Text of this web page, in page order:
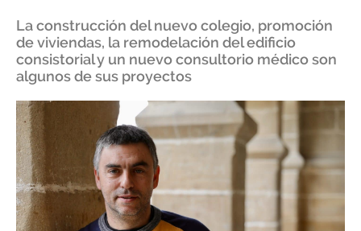
La construcción del nuevo colegio, promoción
de viviendas, la remodelación del edificio
consistorial y un nuevo consultorio médico son
algunos de sus proyectos